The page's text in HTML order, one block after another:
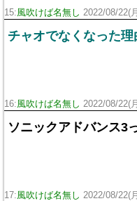
15:風吹けば名無し 2022/08/22(
チャオでなくなった理
16:風吹けば名無し 2022/08/22(
ソニックアドバンス3
17:風吹けば名無し 2022/08/22(